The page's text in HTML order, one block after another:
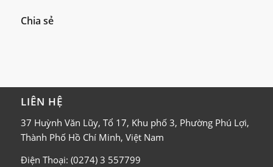
Chia sẻ
LIÊN HỆ
37 Huỳnh Văn Lũy, Tổ 17, Khu phố 3, Phường Phú Lợi,
Thành Phố Hồ Chí Minh, Việt Nam
Điện Thoại: (0274) 3 557799